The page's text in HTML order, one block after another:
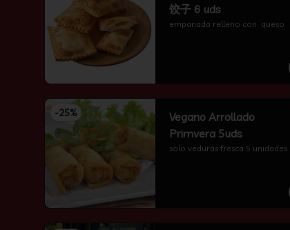
饺子 6 uds
empanada relleno con  queso
-25%
Vegano Arrollado
Primvera 5uds
solo veduras fresca 5 unidades